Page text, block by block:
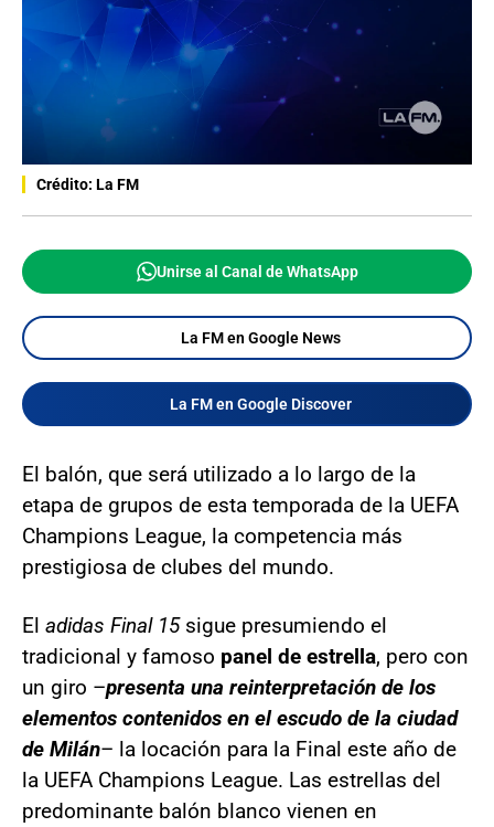
Crédito: La FM
Unirse al Canal de WhatsApp
La FM en Google News
La FM en Google Discover
El balón, que será utilizado a lo largo de la
etapa de grupos de esta temporada de la UEFA
Champions League, la competencia más
prestigiosa de clubes del mundo.
El adidas Final 15sigue presumiendo el
tradicional y famoso panel de estrella, pero con
un giro –presenta una reinterpretación de los
elementos contenidos en el escudo de la ciudad
de Milán– la locación para la Final este año de
la UEFA Champions League. Las estrellas del
predominante balón blanco vienen en